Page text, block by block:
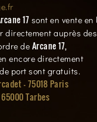
17 sont en vente
directement auprès des
de Arcane 17,
encore directement
port sont gratuits.
- 75018 Paris
Tarbes